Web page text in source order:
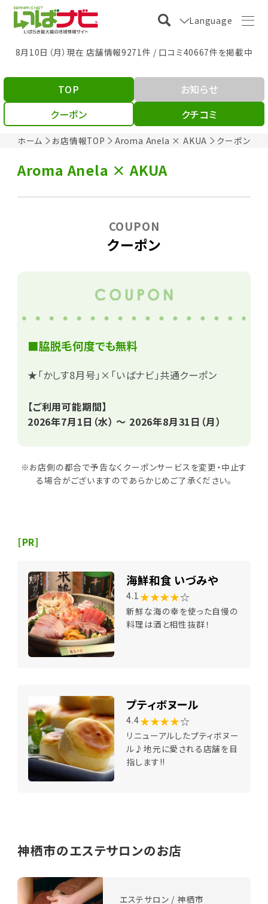
Language
8月10日（月）現在 店舗情報9271件 / 口コミ40667件を掲載中
ホーム お店情報TOP Aroma Anela × AKUA クーポン
TOP
お知らせ
クーポン
クチコミ
Aroma Anela × AKUA
クーポン
COUPON
■脇脱毛何度でも無料
★「かしす8月号」×「いばナビ」共通クーポン
【ご利用可能期間】
2026年7月1日（水） ～ 2026年8月31日（月）
※お店側の都合で予告なくクーポンサービスを変更・中止す
る場合がございますのであらかじめご了承ください。
[PR]
海鮮和食 いづみや
4.1 ★★★★☆
新鮮な海の幸を使った自慢の
料理は酒と相性抜群！
プティボヌール
4.4★★★★☆
リニューアルしたプティボヌー
ル♪地元に愛される店舗を目
指します!!
神栖市のエステサロンのお店
エステサロン / 神栖市